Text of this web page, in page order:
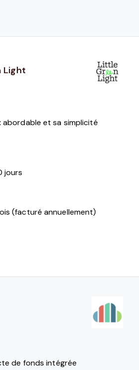
Light
abordable et sa simplicité
jours
(facturé annuellement)
de fonds intégrée